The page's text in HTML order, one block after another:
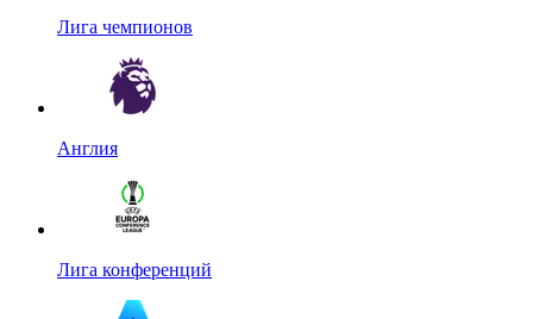
Лига чемпионов
Англия
Лига конференций